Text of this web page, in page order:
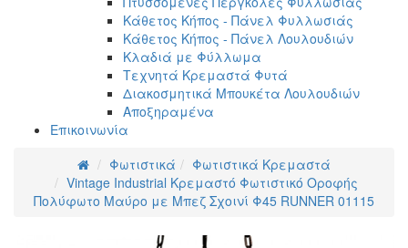
Κάθετος Κήπος - Πάνελ Φυλλωσιάς
Κάθετος Κήπος - Πάνελ Λουλουδιών
Κλαδιά με Φύλλωμα
Τεχνητά Κρεμαστά Φυτά
Διακοσμητικά Μπουκέτα Λουλουδιών
Αποξηραμένα
Επικοινωνία
Φωτιστικά
Φωτιστικά Κρεμαστά
Vintage Industrial Κρεμαστό Φωτιστικό Οροφής
Πολύφωτο Μαύρο με Μπεζ Σχοινί Φ45 RUNNER 01115